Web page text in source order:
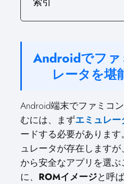
Androidでファ
レータを堪
Android端末でファミコ
むには、まずエミュレー
ードする必要があります
ュレータが存在します
から安全なアプリを選
に、 ROMイメージと呼